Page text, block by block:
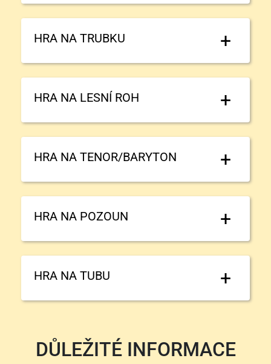
HRA NA TRUBKU
HRA NA LESNÍ ROH
HRA NA TENOR/BARYTON
HRA NA POZOUN
HRA NA TUBU
DŮLEŽITÉ INFORMACE